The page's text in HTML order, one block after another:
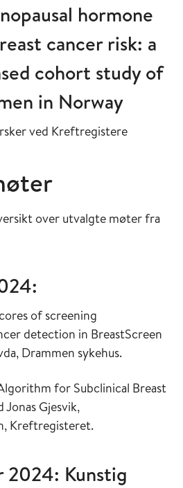
hormone
cancer risk: a
cohort study of
in Norway
ved Kreftregistere
over utvalgte møter fra
of screening
detection in BreastScreen
Drammen sykehus.
for Subclinical Breast
Gjesvik,
Kreftregisteret​.
2024: Kunstig